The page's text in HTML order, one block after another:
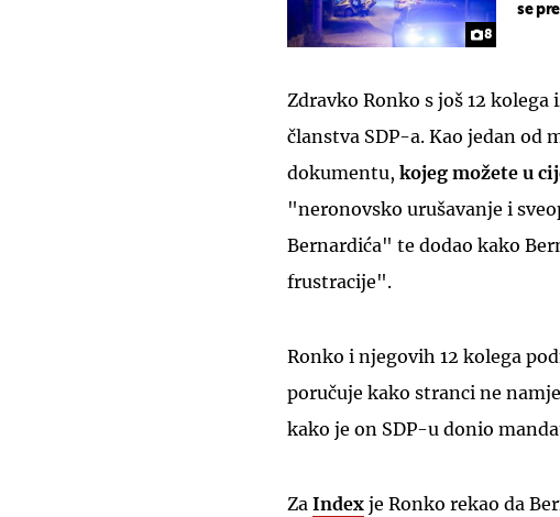
8
se
Zdravko Ronko s još 12
članstva SDP-a. Kao jedan od
dokumentu, kojeg možete u
"neronovsko urušavanje i
Bernardića" te dodao kako
frustracije".
Ronko i njegovih 12 kolega
poručuje kako stranci ne
kako je on SDP-u donio
Za Index je Ronko rekao da